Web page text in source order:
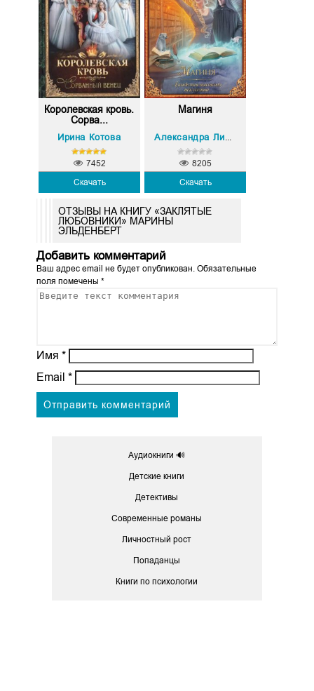
Королевская кровь.
Сорва...
Ирина Котова
Скачать
7452
Магиня
Александра Лисина
Скачать
8205
ОТЗЫВЫ НА КНИГУ «ЗАКЛЯТЫЕ
ЛЮБОВНИКИ» МАРИНЫ
ЭЛЬДЕНБЕРТ
Добавить комментарий
Ваш адрес email не будет опубликован.Обязательные
поля помечены *
Имя *
Email *
Аудиокниги 🔊
Детские книги
Детективы
Современные романы
Личностный рост
Попаданцы
Книги по психологии